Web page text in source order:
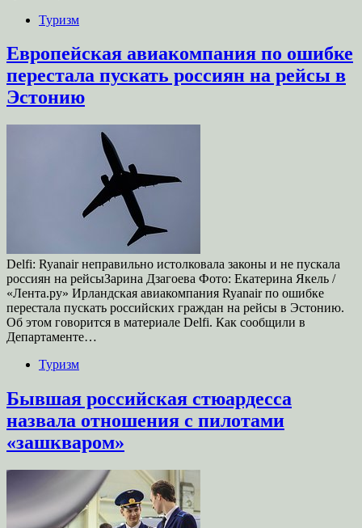
Туризм
Европейская авиакомпания по ошибке
перестала пускать россиян на рейсы в
Эстонию
Delfi: Ryanair неправильно истолковала законы и не пускала
россиян на рейсыЗарина Дзагоева Фото: Екатерина Якель /
«Лента.ру» Ирландская авиакомпания Ryanair по ошибке
перестала пускать российских граждан на рейсы в Эстонию.
Об этом говорится в материале Delfi. Как сообщили в
Департаменте…
Туризм
Бывшая российская стюардесса
назвала отношения с пилотами
«зашкваром»